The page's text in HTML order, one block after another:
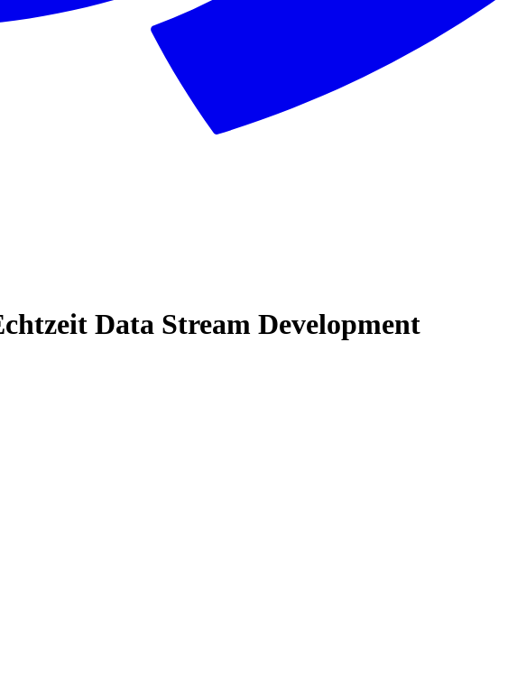
Data Stream Development